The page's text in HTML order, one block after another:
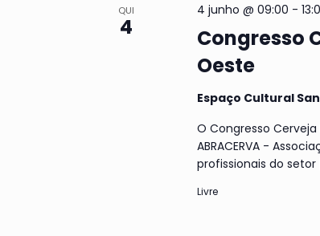
QUI
4
Congresso
Oeste
4 junho @ 09:00 -
Espaço Cultural
O Congresso
ABRACERVA -
profissionais do setor
Livre